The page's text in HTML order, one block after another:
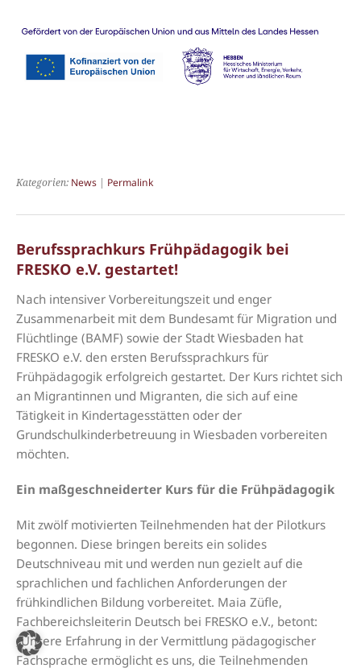
Kategorien: News | Permalink
Berufssprachkurs Frühpädagogik bei
FRESKO e.V. gestartet!
Nach intensiver Vorbereitungszeit und enger
Zusammenarbeit mit dem Bundesamt für Migration und
Flüchtlinge (BAMF) sowie der Stadt Wiesbaden hat
FRESKO e.V. den ersten Berufssprachkurs für
Frühpädagogik erfolgreich gestartet. Der Kurs richtet sich
an Migrantinnen und Migranten, die sich auf eine
Tätigkeit in Kindertagesstätten oder der
Grundschulkinderbetreuung in Wiesbaden vorbereiten
möchten.
Ein maßgeschneiderter Kurs für die Frühpädagogik
Mit zwölf motivierten Teilnehmenden hat der Pilotkurs
begonnen. Diese bringen bereits ein solides
Deutschniveau mit und werden nun gezielt auf die
sprachlichen und fachlichen Anforderungen der
frühkindlichen Bildung vorbereitet. Maia Züfle,
Fachbereichsleiterin Deutsch bei FRESKO e.V., betont:
„Unsere Erfahrung in der Vermittlung pädagogischer
Fachsprache ermöglicht es uns, die Teilnehmenden